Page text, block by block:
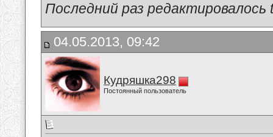
Последний раз
04.05.2013, 09:42
Кудряшка298
Постоянный пользователь